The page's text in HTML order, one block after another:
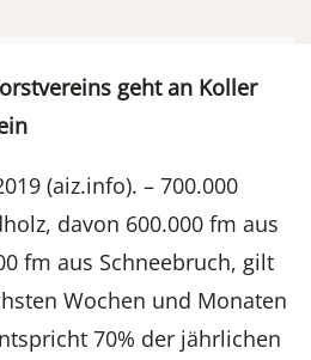
geht an Koller
(aiz.info). – 700.000
davon 600.000 fm aus
fm aus Schneebruch, gilt
Wochen und Monaten
70% der jährlichen